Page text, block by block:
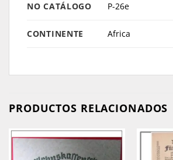
NO CATÁLOGO P-26e
CONTINENTE Africa
PRODUCTOS RELACIONADOS